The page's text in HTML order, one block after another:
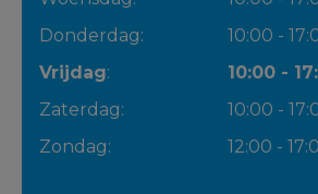
Donderdag:
10:00 -
Vrijdag:
10:00 -
Zaterdag:
10:00 -
Zondag:
12:00 -